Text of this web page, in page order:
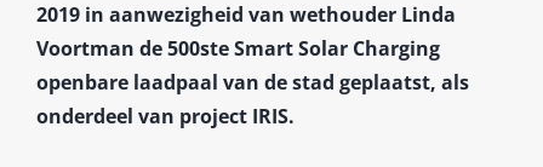
2019 in aanwezigheid van wethouder Linda
Voortman de 500ste Smart Solar Charging
openbare laadpaal van de stad geplaatst, als
onderdeel van project IRIS.